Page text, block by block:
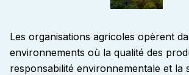
Les organisations agricoles opèrent
environnements où la qualité des
responsabilité environnementale et la